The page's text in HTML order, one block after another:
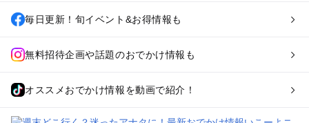
毎日更新！旬イベント&お得情報も
無料招待企画や話題のおでかけ情報も
オススメおでかけ情報を動画で紹介！